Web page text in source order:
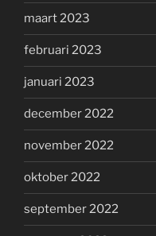
maart 2023
februari 2023
januari 2023
december 2022
november 2022
oktober 2022
september 2022